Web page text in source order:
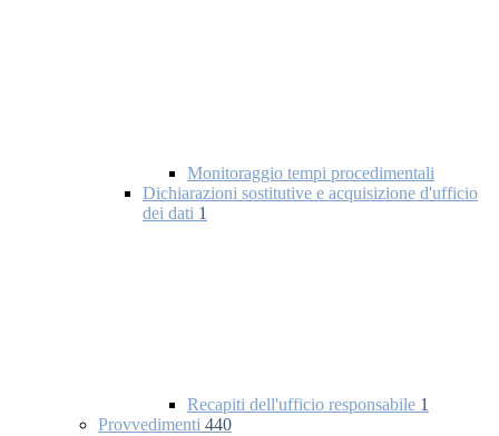
Monitoraggio tempi procedimentali
Dichiarazioni sostitutive e acquisizione d'ufficio
dei dati 1
Recapiti dell'ufficio responsabile 1
Provvedimenti 440